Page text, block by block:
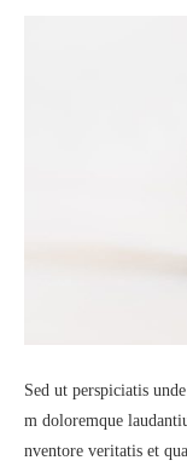
Sed ut perspiciatis
m doloremque
nventore veritatis et